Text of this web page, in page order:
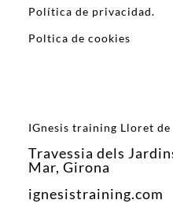
Política de privacidad.
Poltica de cookies
IGnesis training Lloret de
Travessia dels
Mar, Girona
ignesistraining.com